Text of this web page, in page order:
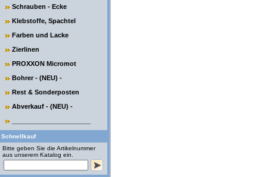
Schrauben - Ecke
Klebstoffe, Spachtel
Farben und Lacke
Zierlinen
PROXXON Micromot
Bohrer - (NEU) -
Rest & Sonderposten
Abverkauf - (NEU) -
Schnellkauf
Bitte geben Sie die Artikelnummer
aus unserem Katalog ein.